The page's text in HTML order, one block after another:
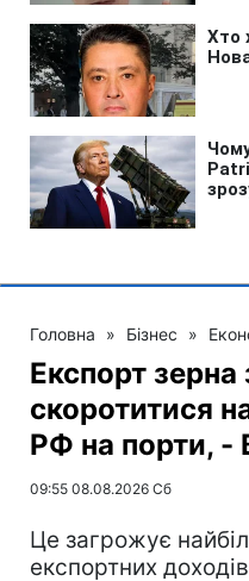
Головна » Бізнес »
Експорт
скоротитися
РФ на порти, -
09:55 08.08.2026 Сб
Це загрожує
експортних